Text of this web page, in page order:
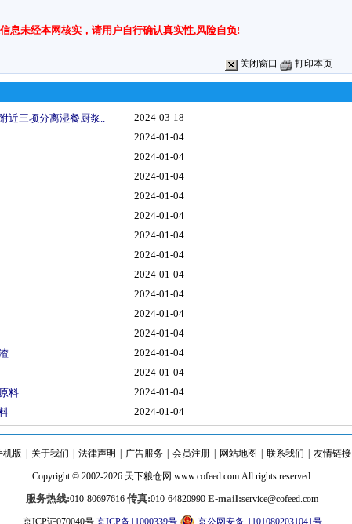
息未经本网核实，请用户自行确认真实性,风险自负!
关闭窗口 打印本页
近三项分离湿餐厨浆..
2024-03-18
2024-01-04
2024-01-04
2024-01-04
2024-01-04
2024-01-04
2024-01-04
2024-01-04
2024-01-04
2024-01-04
2024-01-04
2024-01-04
2024-01-04
2024-01-04
料
2024-01-04
2024-01-04
机版 关于我们 法律声明 广告服务 会员注册 网站地图 联系我们 友情链接
Copyright © 2002-2026 天下粮仓网 www.cofeed.comAll rights reserved.
服务热线:010-80697616 传真:010-64820990 E-mail:service@cofeed.com
京ICP证070040号 京ICP备11000339号 京公网安备 11010802031041号